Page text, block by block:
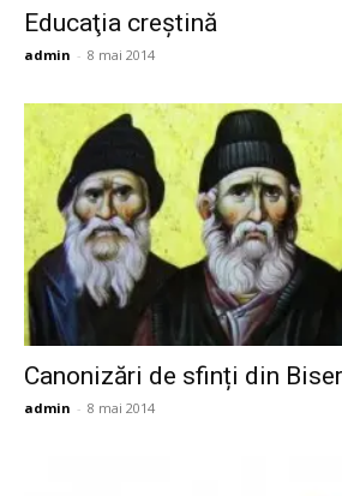
Educaţia creştină
admin - 8 mai 2014
Canonizări de sfinți din
admin - 8 mai 2014